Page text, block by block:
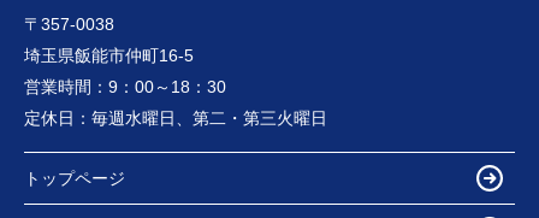
〒357-0038
埼玉県飯能市仲町16-5
営業時間： 9：00～18：30
定休日： 毎週水曜日、第二・第三火曜日
トップページ